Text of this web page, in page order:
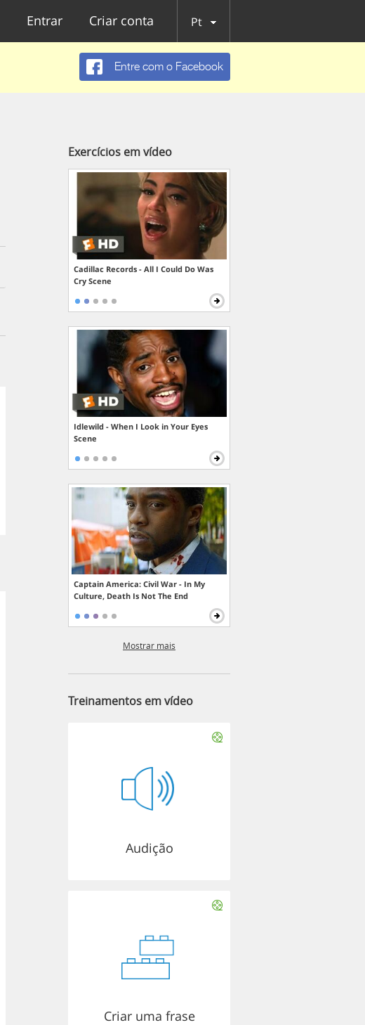
Entrar Criar conta Pt
Entre com o Facebook
Exercícios em vídeo
Cadillac Records - All I Could Do Was
Cry Scene
Idlewild - When I Look in Your Eyes
Scene
Captain America: Civil War - In My
Culture, Death Is Not The End
Mostrar mais
Treinamentos em vídeo
Audição
Criar uma frase